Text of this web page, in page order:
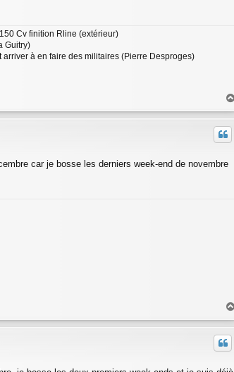
Cv finition Rline (extérieur)
Guitry)
à en faire des militaires (Pierre Desproges)
car je bosse les derniers week-end de novembre